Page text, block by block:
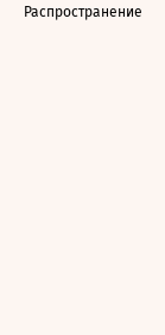
Распространение